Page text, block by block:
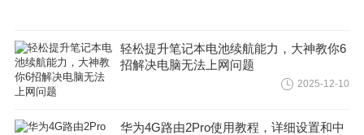
轻松提升笔记本电池续航能力，大神教你6
招解决电脑无法上网问题
2025-12-10
华为4G路由2Pro使用教程，详细设置和中